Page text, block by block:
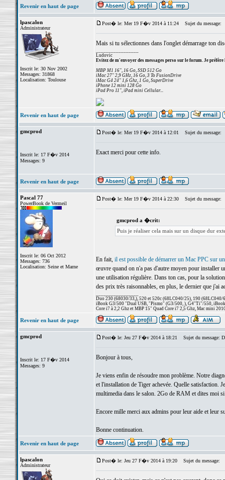
Revenir en haut de page
lpascalon
Administrateur
Inscrit le: 30 Nov 2002
Messages: 31868
Localisation: Toulouse
Post� le: Mer 19 F�v 2014 à 11:24 Sujet du message:
Mais si tu sélectionnes dans l'onglet démarrage ton
Ludovic
Evitez de m'envoyer des messages perso sur le forum. Je préfère
MBP M1 16", 16 Go, SSD 512 Go
iMac 27" 2,9 GHz, 16 Go, 3 To FusionDrive
iMac G4 24" 1,6 Ghz, 1 Go, SuperDrive
iPhone 12 mini 128 Go
iPad Pro 11", iPad mini Cellular...
Revenir en haut de page
gmcprod
Inscrit le: 17 F�v 2014
Messages: 9
Post� le: Mer 19 F�v 2014 à 12:01 Sujet du message:
Exact merci pour cette info.
Revenir en haut de page
Pascal 77
PowerBook de Vermeil
Inscrit le: 06 Oct 2012
Messages: 736
Localisation: Seine et Marne
Post� le: Mer 19 F�v 2014 à 22:30 Sujet du message:
gmcprod a �crit:
Puis je réaliser cela mais sur un disque dur
En fait, il est possible de démarrer un Mac PPC sur
œuvre quand on n'a pas d'autre moyen pour installer
une utilisation régulière. Dans ton cas, pour la
des prix très raisonnables, en plus, le dernier que j'ai
Duo 230 (68030/33,), 520 et 520c (68LC040/25), 190 (68LC040/
iBook G3/500 "Dual USB, "Pismo" (G3/500, ), G4"Ti"/550,
Core i7 à 2,2 Ghz et MBP 15" Quad Core i7 2,5 Ghz, Mac mini
Revenir en haut de page
gmcprod
Inscrit le: 17 F�v 2014
Messages: 9
Post� le: Jeu 27 F�v 2014 à 18:21 Sujet du message:
Bonjour à tous,
Je viens enfin de résoudre mon problème. Notre
et l'installation de Tiger achevée. Quelle satisfaction.
multimedia dans le salon. 2Go de RAM et dites moi
Encore mille merci aux admins pour leur aide et leur
Bonne continuation.
Revenir en haut de page
lpascalon
Administrateur
Post� le: Jeu 27 F�v 2014 à 19:20 Sujet du message: